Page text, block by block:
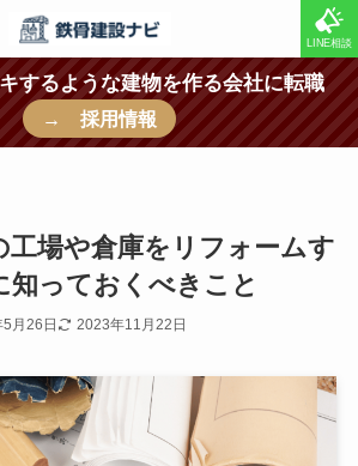
LINE相談
するような建物を作る会社に転職
→ 採用情報
工場や倉庫をリフォームす
知っておくべきこと
月26日 2023年11月22日